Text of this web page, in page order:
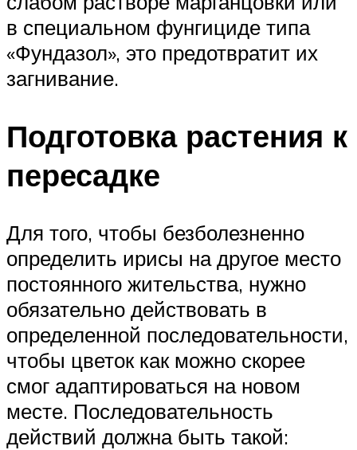
в специальном фунгициде типа
«Фундазол», это предотвратит их
загнивание.
Подготовка растения к
пересадке
Для того, чтобы безболезненно
определить ирисы на другое место
постоянного жительства, нужно
обязательно действовать в
определенной последовательности,
чтобы цветок как можно скорее
смог адаптироваться на новом
месте. Последовательность
действий должна быть такой: